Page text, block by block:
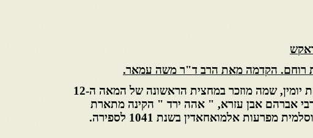
רוחם. הקדמה מאת הרב ד"ר משה עמאר.
הקהילה היהודית במראכש עתיקת יומין, שמה מוזכר במחצית הראשונה של המאה ה-12
אברהם אבן עזרא, " אהה ירד " הקינה מתארת
סבלם של יהודי מרוקו וספרד המוסלמית מפרעות אלמואחאדין בשנת 1041 לספירה.